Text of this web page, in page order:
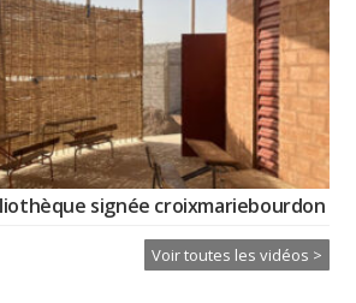
signée croixmariebourdon
Voir toutes les vidéos >